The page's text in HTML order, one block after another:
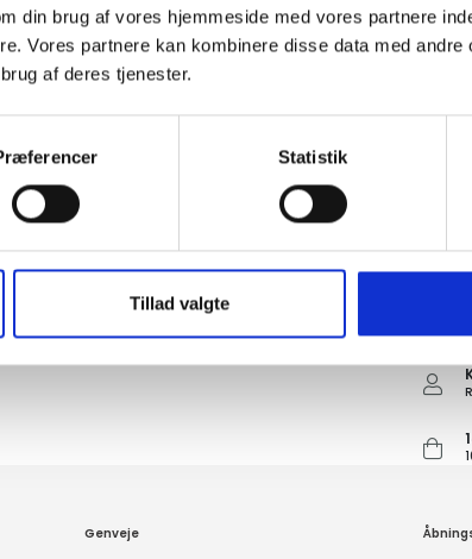
din brug af vores hjemmeside med vores partnere
Vores partnere kan kombinere disse data med andre
af deres tjenester.
Statistik
Tillad valgte
Genveje